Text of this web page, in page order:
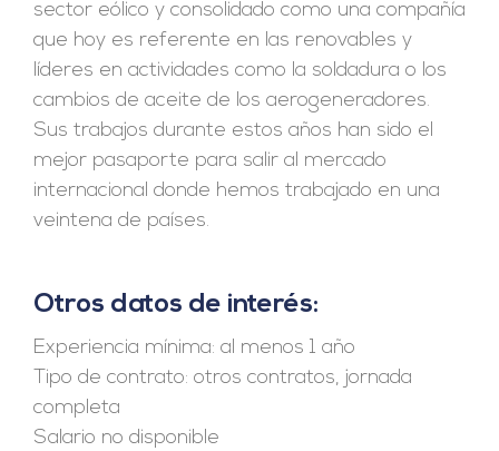
sector eólico y consolidado como una compañía
que hoy es referente en las renovables y
líderes en actividades como la soldadura o los
cambios de aceite de los aerogeneradores.
Sus trabajos durante estos años han sido el
mejor pasaporte para salir al mercado
internacional donde hemos trabajado en una
veintena de países.
Otros datos de interés:
Experiencia mínima: al menos 1 año
Tipo de contrato: otros contratos, jornada
completa
Salario no disponible